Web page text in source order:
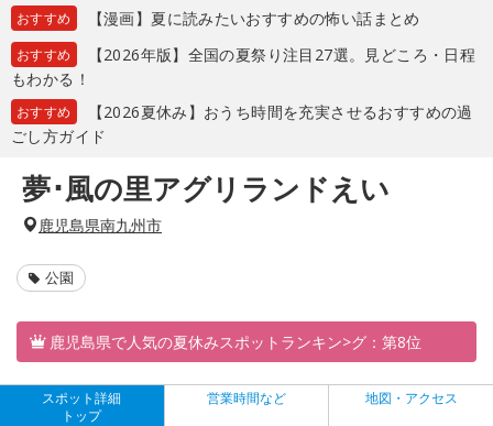
おすすめ 【漫画】夏に読みたいおすすめの怖い話まとめ
おすすめ
【2026年版】全国の夏祭り注目27選。見どころ・日程
もわかる！
おすすめ
【2026夏休み】おうち時間を充実させるおすすめの過
ごし方ガイド
夢･風の里アグリランドえい
鹿児島県南九州市
公園
鹿児島県で人気の夏休みスポットランキン>グ：第8位
スポット詳細
トップ
営業時間など 地図・アクセス